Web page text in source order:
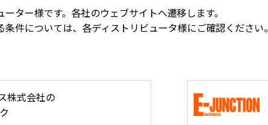
ター様です。各社のウェブサイトへ遷移します。
件については、各ディストリビュータ様にご確認ください。
株式会社の